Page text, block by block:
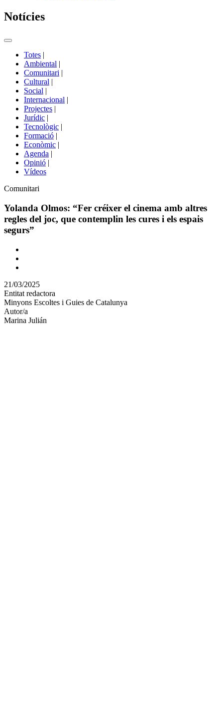
Notícies
Commutador
portals
Totes |
Ambiental |
Comunitari |
Cultural |
Social |
Internacional |
Projectes |
Jurídic |
Tecnològic |
Formació |
Econòmic |
Agenda |
Opinió |
Vídeos
Àmbit
la
notícia
Comunitari
Yolanda Olmos: “Fer créixer el cinema amb altres
regles del joc, que contemplin les cures i els espais
segurs”
Comparteix
altres
xarxes
socials
21/03/2025
Entitat redactora
Minyons Escoltes i Guies de Catalunya
Autor/a
Marina Julián